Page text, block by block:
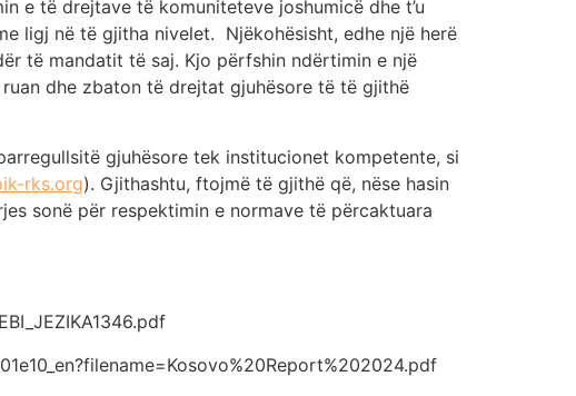
e të drejtave të komuniteteve joshumicë dhe t’u
ligj në të gjitha nivelet. Njëkohësisht, edhe një herë
të mandatit të saj. Kjo përfshin ndërtimin e një
dhe zbaton të drejtat gjuhësore të të gjithë
gjuhësore tek institucionet kompetente, si
rks.org). Gjithashtu, ftojmë të gjithë që, nëse hasin
sonë për respektimin e normave të përcaktuara